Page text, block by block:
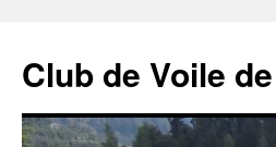
Club de Voile